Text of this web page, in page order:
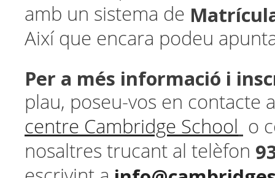
amb un sistema de
Així que encara podeu
Per a més informació i
plau, poseu-vos en contacte
centre Cambridge School
o
nosaltres trucant al telèfon